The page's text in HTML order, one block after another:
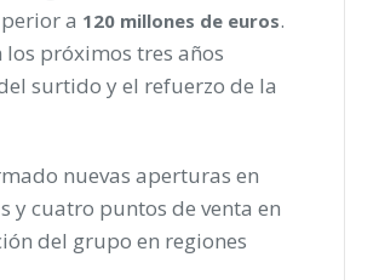
a 120 millones de euros.
próximos tres años
surtido y el refuerzo de la
nuevas aperturas en
y cuatro puntos de venta en
del grupo en regiones